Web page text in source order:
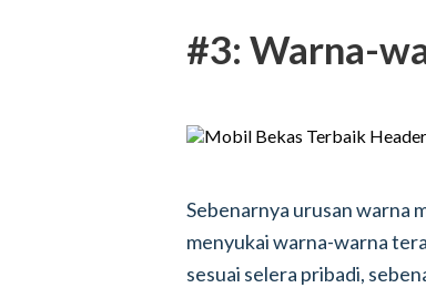
#3: Warna-
Sebenarnya urusan warna
menyukai warna-warna
sesuai selera pribadi,